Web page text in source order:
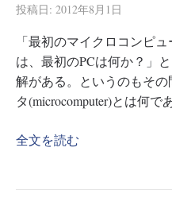
投稿日: 2012年8月1日
「最初のマイクロコンピ
は、最初のPCは何か？」
解がある。というのもそ
タ(microcomputer)とは何
全文を読む